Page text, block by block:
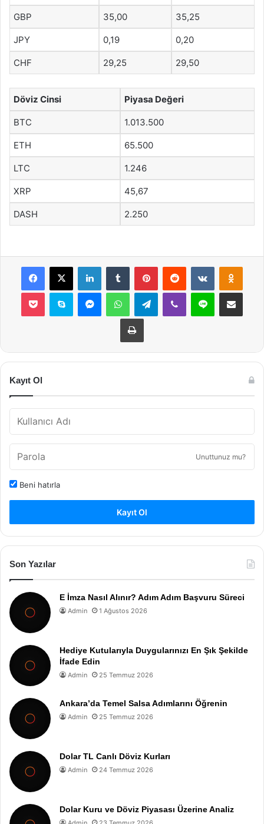
GBP 35,00 35,25
JPY 0,19 0,20
CHF 29,25 29,50
Döviz Cinsi Piyasa Değeri
BTC 1.013.500
ETH 65.500
LTC 1.246
XRP 45,67
DASH 2.250
Facebook
X LinkedInTumblr PinterestReddit VKontakte
Pocket Skype MessengerWhatsAppTelegramViber Line E-Posta ile
Yazdır
Kayıt Ol
Unuttunuz mu?
Beni hatırla
Kayıt Ol
Son Yazılar
E İmza Nasıl Alınır? Adım Adım Başvuru Süreci
Admin 1 Ağustos 2026
Hediye Kutularıyla Duygularınızı En Şık Şekilde
İfade Edin
Admin 25 Temmuz 2026
Ankara’da Temel Salsa Adımlarını Öğrenin
Admin 25 Temmuz 2026
Dolar TL Canlı Döviz Kurları
Admin 24 Temmuz 2026
Dolar Kuru ve Döviz Piyasası Üzerine Analiz